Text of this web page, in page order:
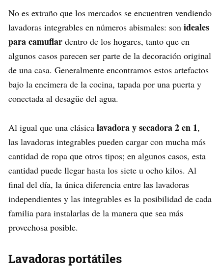
No es extraño que los mercados se encuentren vendiendo
lavadoras integrables en números abismales: son ideales
para camuflar dentro de los hogares, tanto que en
algunos casos parecen ser parte de la decoración original
de una casa. Generalmente encontramos estos artefactos
bajo la encimera de la cocina, tapada por una puerta y
conectada al desagüe del agua.
Al igual que una clásica lavadora y secadora 2 en 1,
las lavadoras integrables pueden cargar con mucha más
cantidad de ropa que otros tipos; en algunos casos, esta
cantidad puede llegar hasta los siete u ocho kilos. Al
final del día, la única diferencia entre las lavadoras
independientes y las integrables es la posibilidad de cada
familia para instalarlas de la manera que sea más
provechosa posible.
Lavadoras portátiles